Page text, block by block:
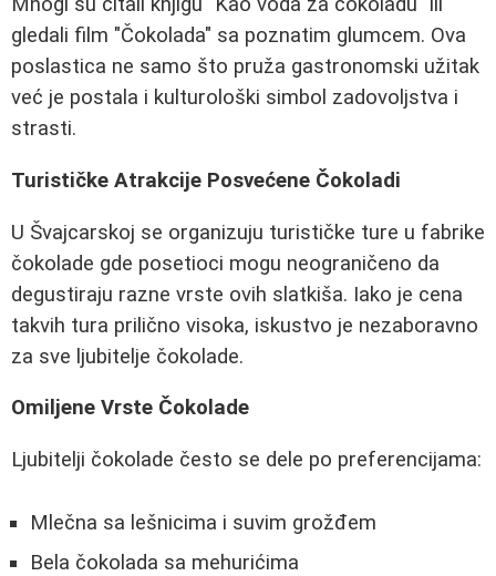
gledali film "Čokolada" sa poznatim glumcem. Ova
poslastica ne samo što pruža gastronomski užitak
već je postala i kulturološki simbol zadovoljstva i
strasti.
Turističke Atrakcije Posvećene Čokoladi
U Švajcarskoj se organizuju turističke ture u fabrike
čokolade gde posetioci mogu neograničeno da
degustiraju razne vrste ovih slatkiša. Iako je cena
takvih tura prilično visoka, iskustvo je nezaboravno
za sve ljubitelje čokolade.
Omiljene Vrste Čokolade
Ljubitelji čokolade često se dele po preferencijama:
Mlečna sa lešnicima i suvim grožđem
Bela čokolada sa mehurićima